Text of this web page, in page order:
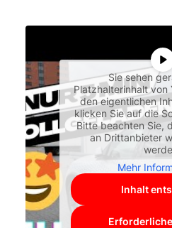
Sie sehen
Platzhalterinhalt von
den eigentlichen
klicken Sie auf die
Bitte beachten Sie,
an Drittanbieter
Mehr
Inhalt